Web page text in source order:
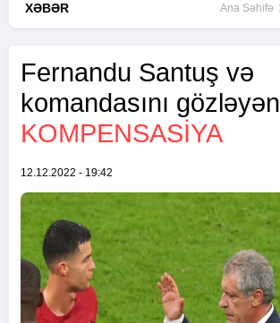
XƏBƏR Ana Səhifə
Fernandu Santuş və
komandasını gözləyən
KOMPENSASİYA
12.12.2022 - 19:42